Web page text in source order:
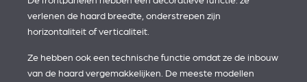
verlenen de haard breedte, onderstrepen zijn
horizontaliteit of verticaliteit.
Ze hebben ook een technische functie omdat ze de inbouw
van de haard vergemakkelijken. De meeste modellen